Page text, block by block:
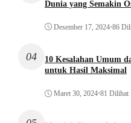
Dunia yang Semakin
Desember 17, 2024•86
04
10 Kesalahan Umum
untuk Hasil Maksimal
Maret 30, 2024•81 Dilihat